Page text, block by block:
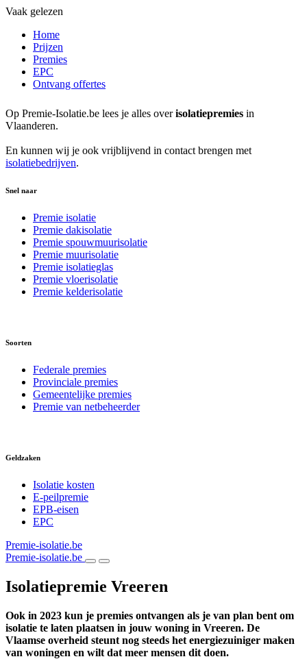
Vaak gelezen
Home
Prijzen
Premies
EPC
Ontvang offertes
Op Premie-Isolatie.be lees je alles overisolatiepremies in
Vlaanderen.
En kunnen wij je ook vrijblijvend in contact brengen met
isolatiebedrijven.
Snel naar
Premie isolatie
Premie dakisolatie
Premie spouwmuurisolatie
Premie muurisolatie
Premie isolatieglas
Premie vloerisolatie
Premie kelderisolatie
Soorten
Federale premies
Provinciale premies
Gemeentelijke premies
Premie van netbeheerder
Geldzaken
Isolatie kosten
E-peilpremie
EPB-eisen
EPC
Premie-isolatie.be
Premie-isolatie.be
Isolatiepremie Vreeren
Ook in 2023 kun je premies ontvangen als je van plan bent om
isolatie te laten plaatsen in jouw woning in Vreeren. De
Vlaamse overheid steunt nog steeds het energiezuiniger maken
van woningen en wilt dat meer mensen dit doen.